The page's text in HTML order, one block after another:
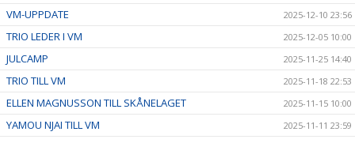
VM-UPPDATE 2025-12-10 23:56
TRIO LEDER I VM 2025-12-05 10:00
JULCAMP 2025-11-25 14:40
TRIO TILL VM 2025-11-18 22:53
ELLEN MAGNUSSON TILL SKÅNELAGET 2025-11-15 10:00
YAMOU NJAI TILL VM 2025-11-11 23:59